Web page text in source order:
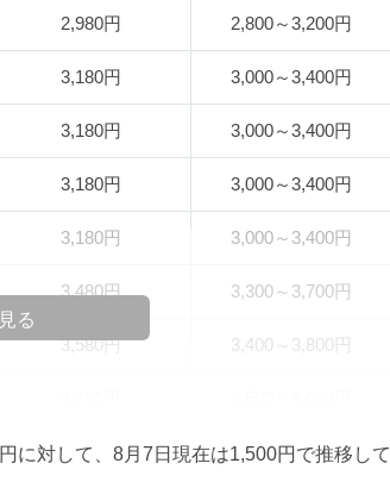
2,980円 2,800～3,200円
3,180円 3,000～3,400円
3,180円 3,000～3,400円
3,180円 3,000～3,400円
3,180円 3,000～3,400円
3,480円 3,300～3,700円
3,580円 3,400～3,800円
3,780円 3,500～4,000円
る
に対して、8月7日現在は1,500円で推移して